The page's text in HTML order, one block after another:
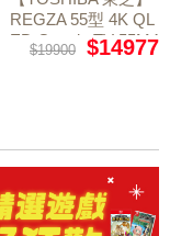
REGZA 55型 4K QL
ED Google TV 55M4
50NT液晶顯示器｜
$19900 $14977